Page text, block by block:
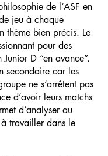
de l’ASF en
jeu à chaque
thème bien précis. Le
pour des
Junior D “en avance”.
secondaire car les
ne s’arrêtent pas
d’avoir leurs matchs
d’analyser au
travailler dans le